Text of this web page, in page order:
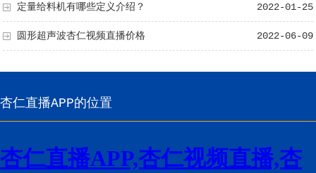
2022-01-25
定量给料机有哪些定义介绍？
2022-06-09
圆形超声波杏仁视频直播价格
杏仁直播APP的位置